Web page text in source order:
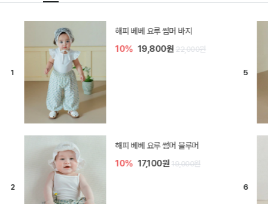
[SIZE ~6Y] 델린 린넨 바지
10% 21,600원 24,000원
듀이 아기 바지
20% 15,200원 19,000원